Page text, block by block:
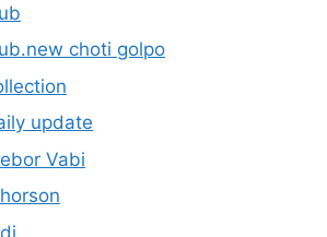
choti golpo
update
Vabi